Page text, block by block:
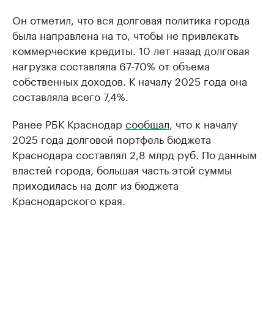
Он отметил, что вся долговая политика города
была направлена на то, чтобы не привлекать
коммерческие кредиты. 10 лет назад долговая
нагрузка составляла 67-70% от объема
собственных доходов. К началу 2025 года она
составляла всего 7,4%.
Ранее РБК Краснодар сообщал , что к началу
2025 года долговой портфель бюджета
Краснодара составлял 2,8 млрд руб. По данным
властей города, большая часть этой суммы
приходилась на долг из бюджета
Краснодарского края.